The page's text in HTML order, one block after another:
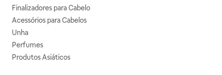
Finalizadores para Cabelo
Acessórios para Cabelos
Unha
Perfumes
Produtos Asiáticos